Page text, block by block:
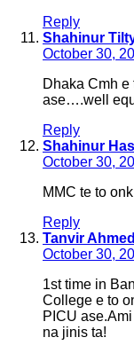
Reply
Shahinur
October 30,
Dhaka Cmh
ase….well
Reply
Shahinur
October 30,
MMC te to
Reply
Tanvir Ahmed
October 30,
1st time in
College e to
PICU
na jinis ta!